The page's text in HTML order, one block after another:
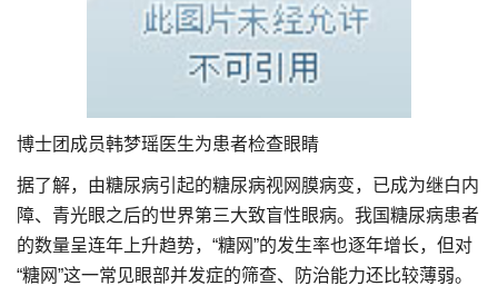
博士团成员韩梦瑶医生为患者检查眼睛
据了解，由糖尿病引起的糖尿病视网膜病变，已成为继白内
障、青光眼之后的世界第三大致盲性眼病。我国糖尿病患者
的数量呈连年上升趋势，“糖网”的发生率也逐年增长，但对
“糖网”这一常见眼部并发症的筛查、防治能力还比较薄弱。